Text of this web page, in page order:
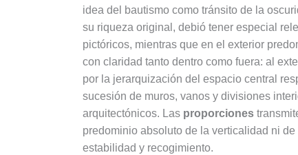
idea del bautismo como tránsito de la
su riqueza original, debió tener especial
pictóricos, mientras que en el exterior
con claridad tanto dentro como fuera: al
por la jerarquización del espacio central
sucesión de muros, vanos y divisiones
arquitectónicos. Las proporciones
predominio absoluto de la verticalidad ni
estabilidad y recogimiento.